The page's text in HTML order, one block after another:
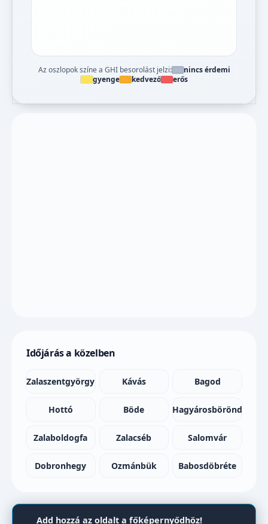
Az oszlopok színe a GHI besorolást jelzi:
nincs érdemi
gyenge
kedvező erős
Időjárás a közelben
Zalaszentgyörgy Kávás Bagod
Hottó Böde Hagyárosbörönd
Zalaboldogfa Zalacséb Salomvár
Dobronhegy Ozmánbük Babosdöbréte
Add hozzá az oldalt a főképernyődhöz!